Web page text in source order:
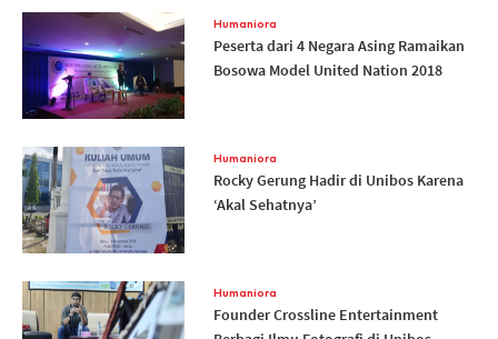
Humaniora
Peserta dari 4 Negara Asing Ramaikan
Bosowa Model United Nation 2018
Humaniora
Rocky Gerung Hadir di Unibos Karena
‘Akal Sehatnya’
Humaniora
Founder Crossline Entertainment